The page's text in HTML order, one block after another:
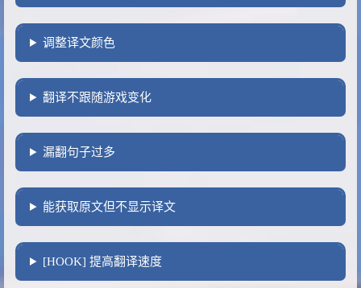
调整译文颜色
翻译不跟随游戏变化
漏翻句子过多
能获取原文但不显示译文
[HOOK] 提高翻译速度